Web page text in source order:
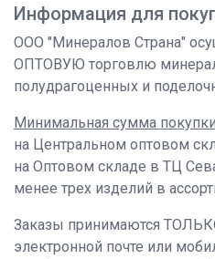
Информация для
ООО "Минералов Страна"
ОПТОВУЮ торговлю
полудрагоценных и
Минимальная сумма
на Центральном оптовом
на Оптовом складе в ТЦ
менее трех изделий в
Заказы принимаются
электронной почте или